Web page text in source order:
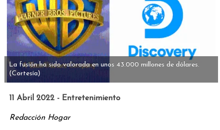
La fusión ha sido valorada en unos 43.000 millones de dólares.
(Cortesía)
11 Abril 2022 - Entretenimiento
Redacción Hogar